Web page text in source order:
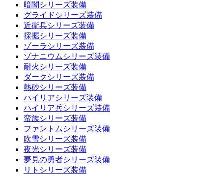
暗闇シリーズ装備
グライドシリーズ装備
近衛兵シリーズ装備
採掘シリーズ装備
ゾーラシリーズ装備
ゾナニウムシリーズ装備
耐火シリーズ装備
ダークシリーズ装備
熱砂シリーズ装備
ハイリアシリーズ装備
ハイリア兵シリーズ装備
蛮族シリーズ装備
ファントムシリーズ装備
吹雪シリーズ装備
夜光シリーズ装備
夢見の勇者シリーズ装備
リトシリーズ装備